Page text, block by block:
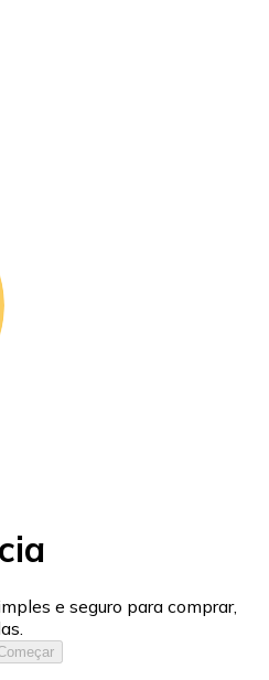
e seguro para comprar,